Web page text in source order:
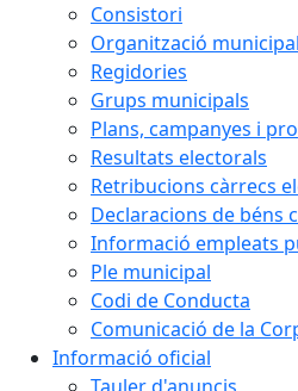
Consistori
Organització municipal
Regidories
Grups municipals
Plans, campanyes i
Resultats electorals
Retribucions càrrecs
Declaracions de béns
Informació empleats
Ple municipal
Codi de Conducta
Comunicació de la
Informació oficial